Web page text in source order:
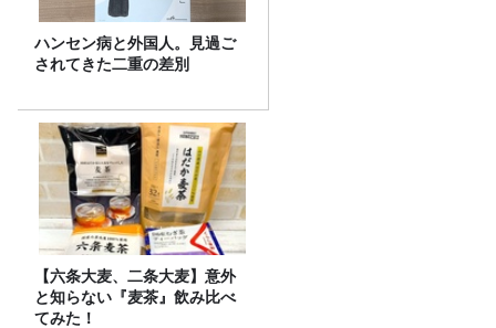
ハンセン病と外国人。見過ご
されてきた二重の差別
【六条大麦、二条大麦】意外
と知らない『麦茶』飲み比べ
てみた！